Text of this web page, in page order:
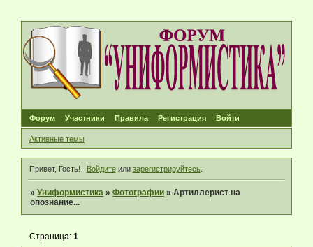
Форум Участники Правила Регистрация Войти
Активные темы
Привет, Гость! Войдитеили зарегистрируйтесь.
»Униформистика »Фотографии »Артиллерист на
опознание...
Страница:1